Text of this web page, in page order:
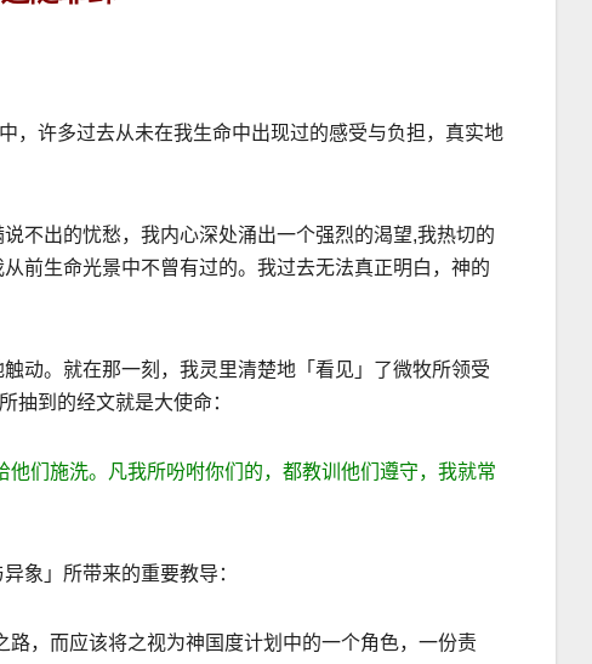
，许多过去从未在我生命中出现过的感受与负担，真实地
不出的忧愁，我内心深处涌出一个强烈的渴望,我热切的
前生命光景中不曾有过的。我过去无法真正明白，神的
动。就在那一刻，我灵里清楚地「看见」了微牧所领受
抽到的经文就是大使命：
们施洗。凡我所吩咐你们的，都教训他们遵守，我就常
象」所带来的重要教导：
，而应该将之视为神国度计划中的一个角色，一份责